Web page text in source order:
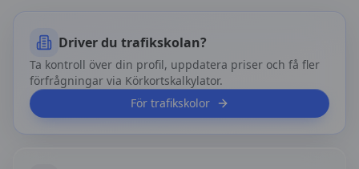
Driver du trafikskolan?
Ta kontroll över din profil, uppdatera priser och få fler
förfrågningar via Körkortskalkylator.
För trafikskolor